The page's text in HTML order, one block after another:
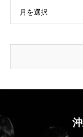
月を選択